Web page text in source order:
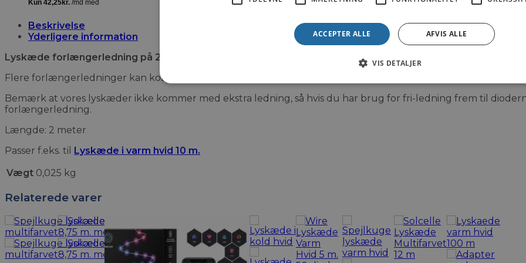
Beskrivelse
Yderligere information
Lyskæde forlængerledning på 2 meter
Flere forlængerledninger kan kobles sammen, hvis du skulle have brug for mere end 2 meter.
Bemærk at vores lyskæder ikke kommer med ekstra ledning, så hvis du har brug for fri-ledning frem til
forlængerledning.
Længde: 2 meter
Passer f.eks. til Lyskæde i varm hvid 10 m.
Vægt 0,025 kg
Relaterede varer
ACCEPTER ALLE AFVIS ALLE
VIS DETALJER